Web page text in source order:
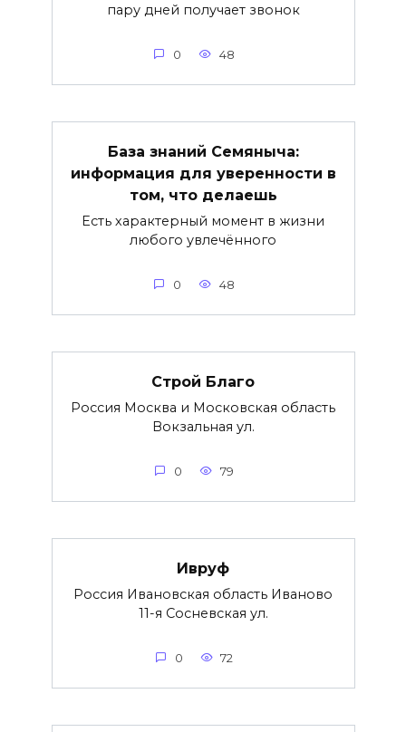
пару дней получает звонок
0 48
База знаний Семяныча:
информация для уверенности в
том, что делаешь
Есть характерный момент в жизни
любого увлечённого
0 48
Строй Благо
Россия Москва и Московская область
Вокзальная ул.
0 79
Ивруф
Россия Ивановская область Иваново
11-я Сосневская ул.
0 72